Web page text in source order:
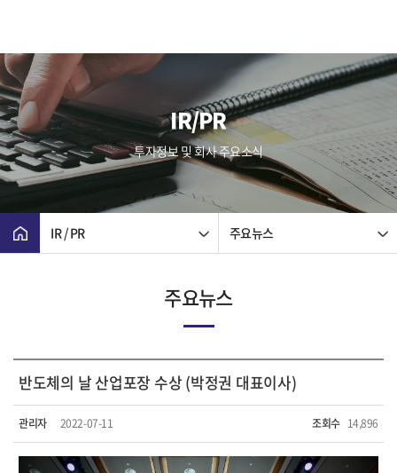
IR/PR
투자정보 및 회사 주요소식
IR / PR 주요뉴스
주요뉴스
반도체의 날 산업포장 수상 (박정권 대표이사)
관리자 2022-07-11 조회수 14,896